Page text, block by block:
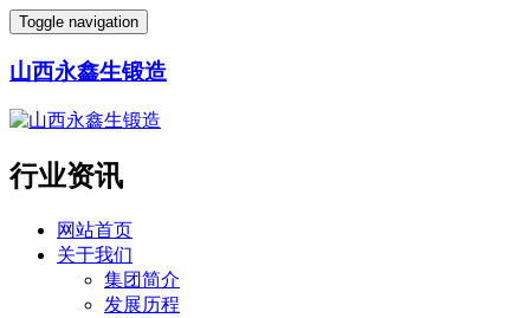
Toggle navigation
山西永鑫生锻造
行业资讯
网站首页
关于我们
集团简介
发展历程